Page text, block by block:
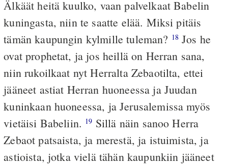
Älkäät heitä kuulko, vaan palvelkaat Babelin
kuningasta, niin te saatte elää. Miksi pitäis
tämän kaupungin kylmille tuleman? 18 Jos he
ovat prophetat, ja jos heillä on Herran sana,
niin rukoilkaat nyt Herralta Zebaotilta, ettei
jääneet astiat Herran huoneessa ja Juudan
kuninkaan huoneessa, ja Jerusalemissa myös
vietäisi Babeliin. 19 Sillä näin sanoo Herra
Zebaot patsaista, ja merestä, ja istuimista, ja
astioista, jotka vielä tähän kaupunkiin jääneet